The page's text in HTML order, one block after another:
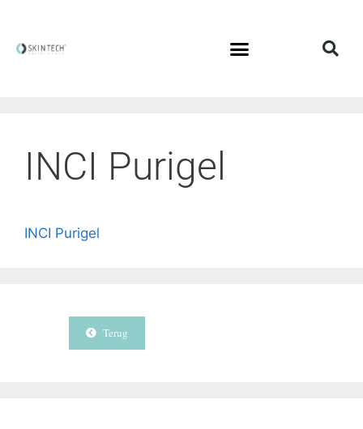
INCI Purigel
INCI Purigel
Terug